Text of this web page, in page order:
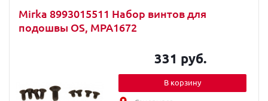
Mirka 8993015511 Набор винтов для
подошвы OS, MPA1672
331 руб.
В корзину